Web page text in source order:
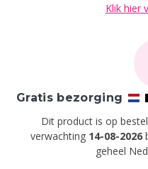
Klik hier
Gratis bezorging
Dit product is op
verwachting 14-08-2026
geheel